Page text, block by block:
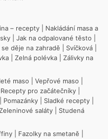
– recepty
Nakládání masa a
Jak na odpalované těsto
se děje na zahradě Svíčková
Zelná polévka
Zálivky na
maso Vepřové maso
Recepty pro začátečníky
Pomazánky Sladké recepty
saláty
Studená
Fazolky na smetaně